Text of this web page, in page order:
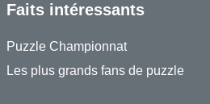
Faits intéressants
Puzzle Championnat
Les plus grands fans de puzzle